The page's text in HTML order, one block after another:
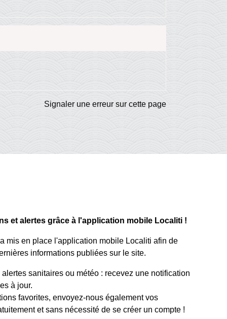
Signaler une erreur sur cette page
et alertes grâce à l'application mobile Localiti !
mis en place l'application mobile Localiti afin de
informations publiées sur le site.
sanitaires ou météo : recevez une notification
à jour.
favorites, envoyez-nous également vos
et sans nécessité de se créer un compte !